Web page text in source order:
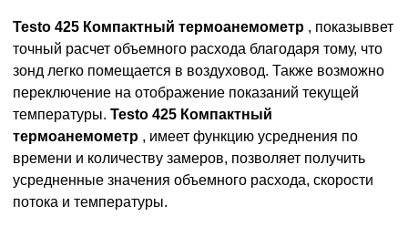
Testo 425 Компактный термоанемометр , показыввет
точный расчет объемного расхода благодаря тому, что
зонд легко помещается в воздуховод. Также возможно
переключение на отображение показаний текущей
температуры. Testo 425 Компактный
термоанемометр , имеет функцию усреднения по
времени и количеству замеров, позволяет получить
усредненные значения объемного расхода, скорости
потока и температуры.